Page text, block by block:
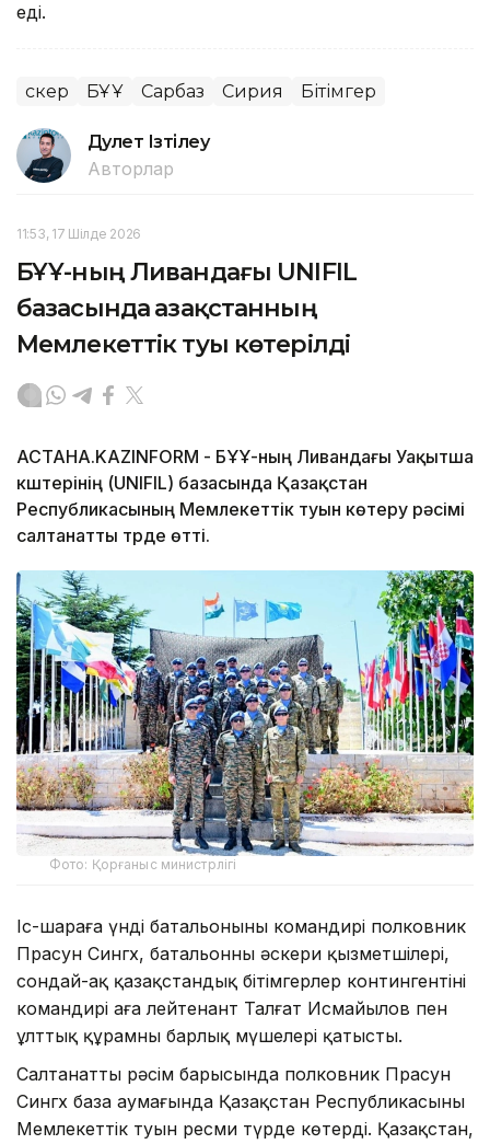
еді.
Әскер БҰҰ Сарбаз Сирия Бітімгер
Дәулет Ізтілеу
Авторлар
11:53, 17 Шілде 2026
БҰҰ-ның Ливандағы UNIFIL
базасында Қазақстанның
Мемлекеттік туы көтерілді
АСТАНА.KAZINFORM - БҰҰ-ның Ливандағы Уақытша
күштерінің (UNIFIL) базасында Қазақстан
Республикасының Мемлекеттік туын көтеру рәсімі
салтанатты түрде өтті.
Фото: Қорғаныс министрлігі
Іс-шараға үнді батальонының командирі полковник
Прасун Сингх, батальонның әскери қызметшілері,
сондай-ақ қазақстандық бітімгерлер контингентінің
командирі аға лейтенант Талғат Исмайылов пен
ұлттық құрамның барлық мүшелері қатысты.
Салтанатты рәсім барысында полковник Прасун
Сингх база аумағында Қазақстан Республикасының
Мемлекеттік туын ресми түрде көтерді. Қазақстан,